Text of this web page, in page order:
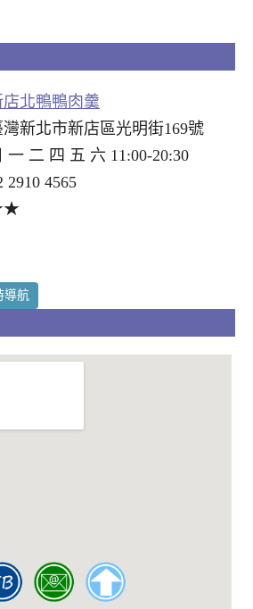
店北鴨鴨肉羹
新北市新店區光明街169號
一 二 四 五 六 11:00-20:30
2910 4565
導航